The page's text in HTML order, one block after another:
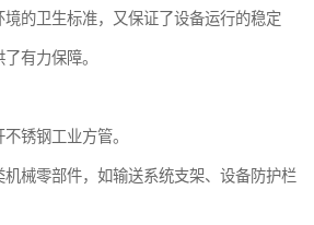
的卫生标准，又保证了设备运行的稳定
有力保障。
锈钢工业方管。
械零部件，如输送系统支架、设备防护栏